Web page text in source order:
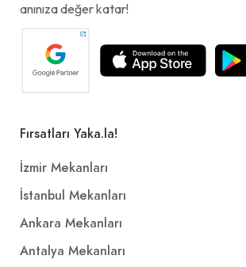
anınıza değer katar!
Fırsatları Yaka.la!
İzmir Mekanları
İstanbul Mekanları
Ankara Mekanları
Antalya Mekanları